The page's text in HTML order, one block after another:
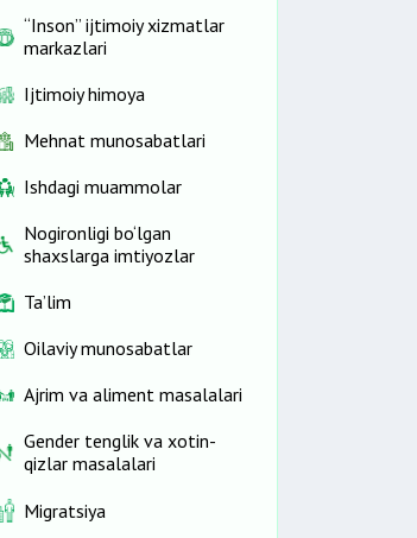
“Inson” ijtimoiy xizmatlar
markazlari
Ijtimoiy himoya
Mehnat munosabatlari
Ishdagi muammolar
Nogironligi bo‘lgan
shaxslarga imtiyozlar
Ta’lim
Oilaviy munosabatlar
Ajrim va aliment masalalari
Gender tenglik va xotin-
qizlar masalalari
Migratsiya